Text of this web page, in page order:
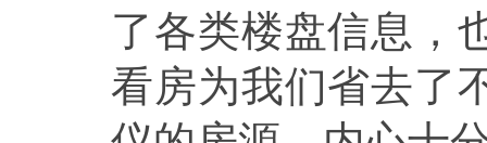
了各类楼盘信息，
看房为我们省去了